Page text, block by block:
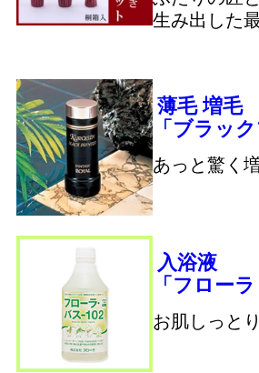
生み出した
薄毛 増毛
「ブラッ
あっと驚く
入浴液
「フロー
お肌しっと